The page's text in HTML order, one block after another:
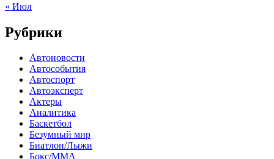
« Июл
Рубрики
Автоновости
Автособытия
Автоспорт
Автоэксперт
Актеры
Аналитика
Баскетбол
Безумный мир
Биатлон/Лыжи
Бокс/MMA